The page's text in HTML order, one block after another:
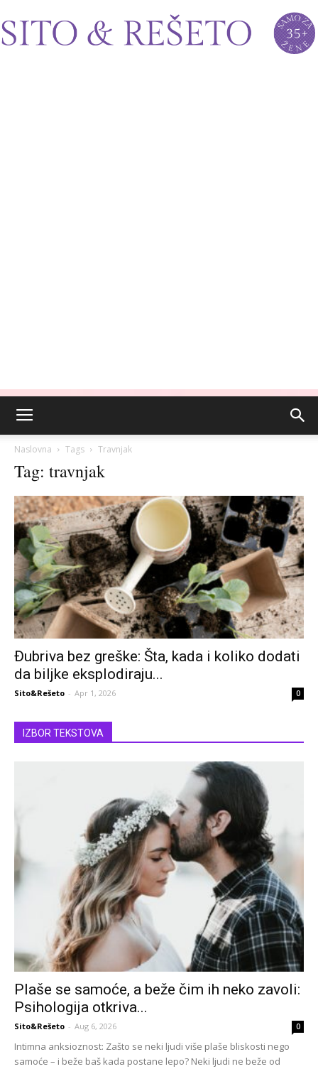
Naslovna Tags Travnjak
Tag: travnjak
Đubriva bez greške: Šta, kada i koliko dodati
da biljke eksplodiraju...
Sito&Rešeto - Apr 1, 2026 0
IZBOR TEKSTOVA
Plaše se samoće, a beže čim ih neko zavoli:
Psihologija otkriva...
Sito&Rešeto - Aug 6, 2026 0
Intimna anksioznost: Zašto se neki ljudi više plaše bliskosti nego
samoće – i beže baš kada postane lepo? Neki ljudi ne beže od